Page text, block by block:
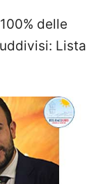
delle
Lista